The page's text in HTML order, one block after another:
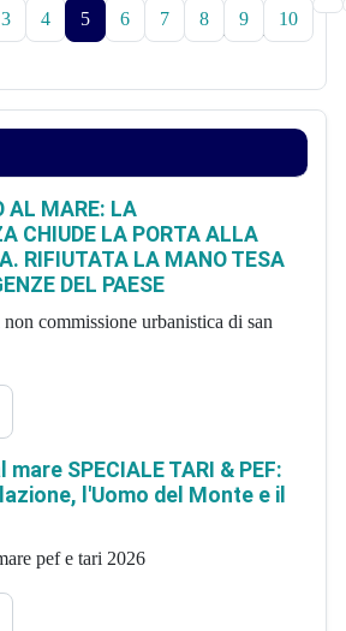
Pagina 5 di 10
3 4 5 6 7 8 9 10
AL MARE: LA
CHIUDE LA PORTA ALLA
RIFIUTATA LA MANO TESA
DEL PAESE
SPECIALE TARI & PEF:
l'Uomo del Monte e il